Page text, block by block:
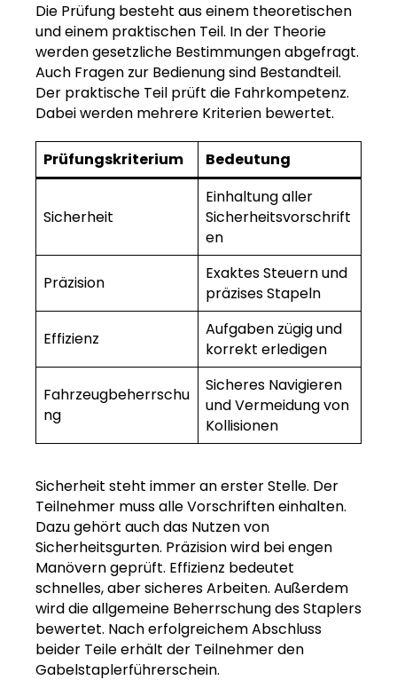
Die Prüfung besteht aus einem theoretischen
und einem praktischen Teil. In der Theorie
werden gesetzliche Bestimmungen abgefragt.
Auch Fragen zur Bedienung sind Bestandteil.
Der praktische Teil prüft die Fahrkompetenz.
Dabei werden mehrere Kriterien bewertet.
Prüfungskriterium Bedeutung
Sicherheit
Einhaltung aller
Sicherheitsvorschrift
en
Präzision
Exaktes Steuern und
präzises Stapeln
Effizienz
Aufgaben zügig und
korrekt erledigen
Fahrzeugbeherrschu
ng
Sicheres Navigieren
und Vermeidung von
Kollisionen
Sicherheit steht immer an erster Stelle. Der
Teilnehmer muss alle Vorschriften einhalten.
Dazu gehört auch das Nutzen von
Sicherheitsgurten. Präzision wird bei engen
Manövern geprüft. Effizienz bedeutet
schnelles, aber sicheres Arbeiten. Außerdem
wird die allgemeine Beherrschung des Staplers
bewertet. Nach erfolgreichem Abschluss
beider Teile erhält der Teilnehmer den
Gabelstaplerführerschein.